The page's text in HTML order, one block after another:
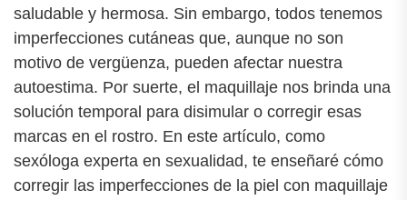
saludable y hermosa. Sin embargo, todos tenemos
imperfecciones cutáneas que, aunque no son
motivo de vergüenza, pueden afectar nuestra
autoestima. Por suerte, el maquillaje nos brinda una
solución temporal para disimular o corregir esas
marcas en el rostro. En este artículo, como
sexóloga experta en sexualidad, te enseñaré cómo
corregir las imperfecciones de la piel con maquillaje